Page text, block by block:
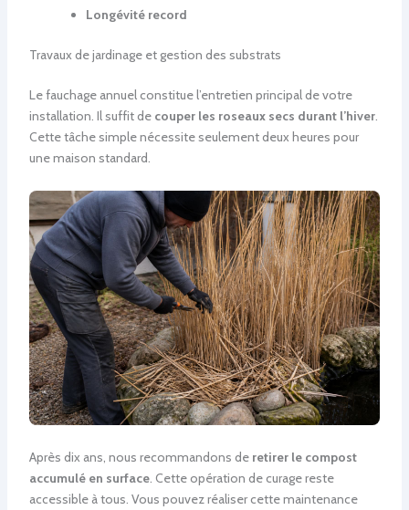
Longévité record
Travaux de jardinage et gestion des substrats
Le fauchage annuel constitue l’entretien principal de votre
installation. Il suffit de couper les roseaux secs durant l’hiver.
Cette tâche simple nécessite seulement deux heures pour
une maison standard.
Après dix ans, nous recommandons de retirer le compost
accumulé en surface. Cette opération de curage reste
accessible à tous. Vous pouvez réaliser cette maintenance